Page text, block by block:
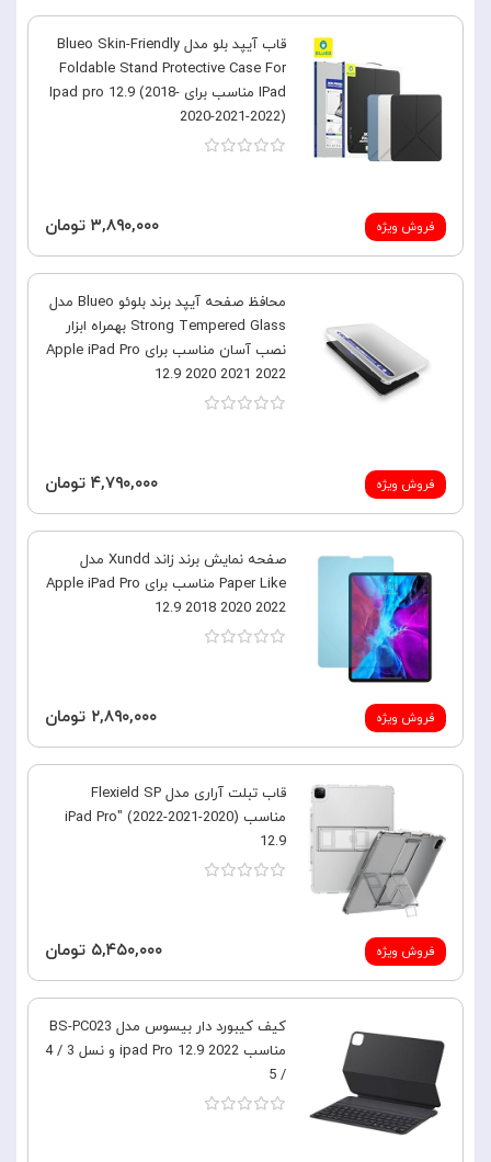
فروش ویژه
قاب آیپد بلو مدل Blueo Skin-Friendly
Foldable Stand Protective Case For
IPad مناسب برای Ipad pro 12.9 (2018-
2020-2021-2022)
۳,۸۹۰,۰۰۰ تومان
فروش ویژه
محافظ صفحه آیپد برند بلوئو Blueo مدل
Strong Tempered Glass بهمراه ابزار
نصب آسان مناسب برای Apple iPad Pro
12.9 2020 2021 2022
۴,۷۹۰,۰۰۰ تومان
فروش ویژه
صفحه نمایش برند زاند Xundd مدل
Paper Like مناسب برای Apple iPad Pro
12.9 2018 2020 2022
۲,۸۹۰,۰۰۰ تومان
فروش ویژه
قاب تبلت آراری مدل Flexield SP
مناسب (2020-2021-2022) "iPad Pro
12.9
۵,۴۵۰,۰۰۰ تومان
کیف کیبورد دار بیسوس مدل BS-PC023
مناسب ipad Pro 12.9 2022 و نسل 3 / 4
/ 5